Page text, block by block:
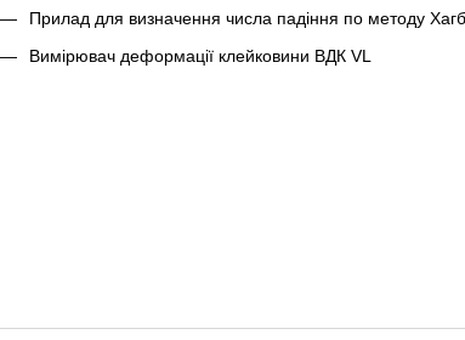
Прилад для визначення числа падіння по методу
Вимірювач деформації клейковини ВДК VL